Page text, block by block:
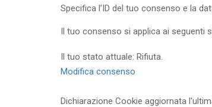
Specifica l’ID del tuo consenso e la
Il tuo consenso si applica ai seguenti
Il tuo stato attuale: Rifiuta.
Modifica consenso
Dichiarazione Cookie aggiornata